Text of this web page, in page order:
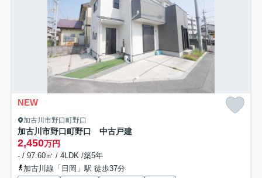
NEW
加古川市野口町野口
加古川市野口町野口 中古戸建
2,450万円
- / 97.60㎡ / 4LDK /築5年
加古川線「日岡」駅 徒歩37分